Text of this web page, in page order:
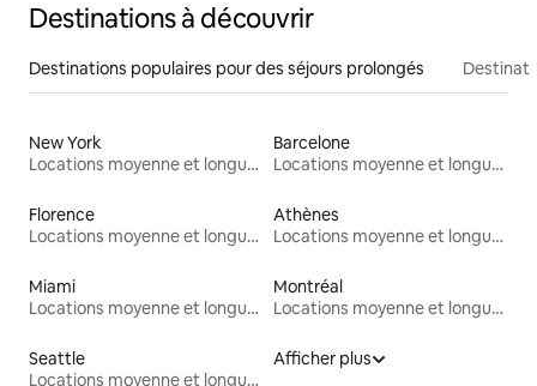
Destinations à découvrir
Destinations populaires pour des séjours prolongés
New York
Locations moyenne et longue durée
Barcelone
Locations moyenne et longue durée
Florence
Locations moyenne et longue durée
Athènes
Locations moyenne et longue durée
Miami
Locations moyenne et longue durée
Montréal
Locations moyenne et longue durée
Seattle
Locations moyenne et longue durée
Afficher plus